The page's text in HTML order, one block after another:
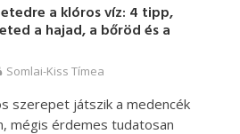
a klóros víz: 4 tipp,
a hajad, a bőröd és a
Somlai-Kiss Tímea
szerepet játszik a medencék
mégis érdemes tudatosan